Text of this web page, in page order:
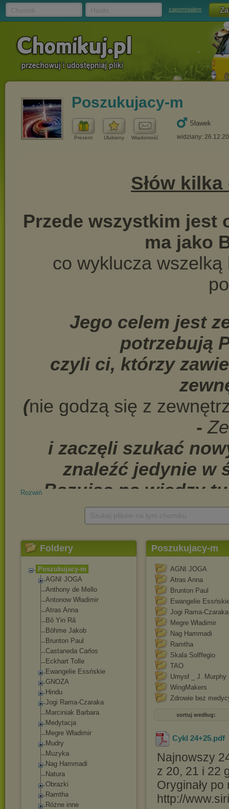
zapomniałem
Poszukujacy-m
Prezent Ulubiony Wiadomość
Sławek
widziany:
Rozwiń
Foldery
Poszukujacy-m
AGNI JOGA
Anthony de Mello
Antonow Władimir
Atras Anna
Bô Yin Râ
Böhme Jakob
Brunton Paul
Castaneda Carlos
Eckhart Tolle
Ewangelie Essńskie
GNOZA
Hindu
Jogi Rama-Czaraka
Marciniak Barbara
Medytacja
Megre Władimir
Mudry
Muzyka
Nag Hammadi
Natura
Obrazki
Ramtha
Różne inne
Poszukujacy-m
AGNI JOGA
Atras Anna
Brunton Paul
Ewangelie
Jogi Rama-Czaraka
Megre Władimir
Nag Hammadi
Ramtha
Skala Solffegio
TAO
Umysł _ J. Murphy
WingMakers
Zdrowie bez
sortuj według:
Cykl 24+25.pdf
Najnowszy
z 20, 21 i 22
Oryginały
http://